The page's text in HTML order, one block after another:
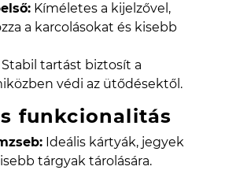
Kíméletes a kijelzővel,
a karcolásokat és kisebb
Stabil tartást biztosít a
védi az ütődésektől.
funkcionalitás
Ideális kártyák, jegyek
tárgyak tárolására.